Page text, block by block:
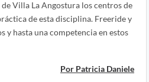
Villa La Angostura los centros de
de esta disciplina. Freeride y
y hasta una competencia en estos
Por Patricia Daniele